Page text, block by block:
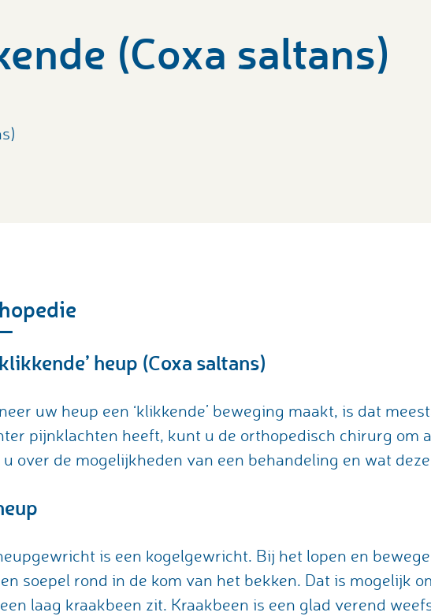
(Coxa saltans)
heup (Coxa saltans)
uw heup een ‘klikkende’ beweging maakt, is dat
pijnklachten heeft, kunt u de orthopedisch chirurg om
u over de mogelijkheden van een behandeling en wat
is een kogelgewricht. Bij het lopen en
soepel rond in de kom van het bekken. Dat is mogelijk
laag kraakbeen zit. Kraakbeen is een glad verend